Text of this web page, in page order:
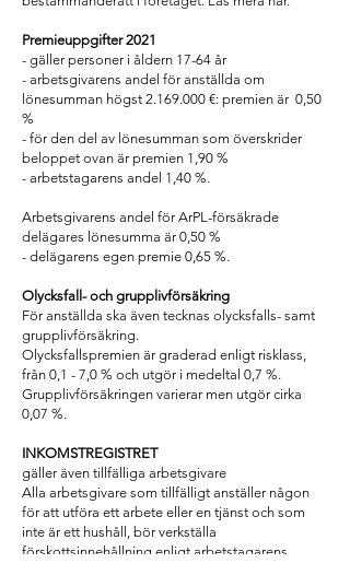
Premieuppgifter 2021
- gäller personer i åldern 17-64 år
- arbetsgivarens andel för anställda om
lönesumman högst 2.169.000 €: premien är 0,50
%
- för den del av lönesumman som överskrider
beloppet ovan är premien 1,90 %
- arbetstagarens andel 1,40 %.
Arbetsgivarens andel för ArPL-försäkrade
delägares lönesumma är 0,50 %
- delägarens egen premie 0,65 %.
Olycksfall- och grupplivförsäkring
För anställda ska även tecknas olycksfalls- samt
grupplivförsäkring.
Olycksfallspremien är graderad enligt risklass,
från 0,1 - 7,0 % och utgör i medeltal 0,7 %.
Grupplivförsäkringen varierar men utgör cirka
0,07 %.
INKOMSTREGISTRET
gäller även tillfälliga arbetsgivare
Alla arbetsgivare som tillfälligt anställer någon
för att utföra ett arbete eller en tjänst och som
inte är ett hushåll, bör verkställa
förskottsinnehållning enligt arbetstagarens